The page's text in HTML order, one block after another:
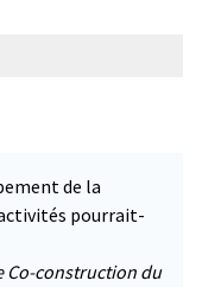
de la
pourrait-
Co-construction du